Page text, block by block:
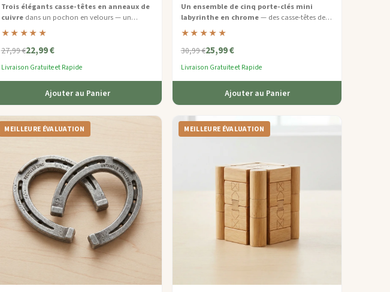
Trois élégants casse-têtes en anneaux de
cuivredans un pochon en velours — un
ensemble de casse-têtes chic et portable conçu
pour elle.
★★★★★
27,99 €22,99 €
Livraison Gratuite et Rapide
Ajouter au Panier
Un ensemble de cinq porte-clés mini
labyrinthe en chrome— des casse-têtes de
poche mémorables qui font des cadeaux
d'entreprise inoubliables.
★★★★★
30,99 €25,99 €
Livraison Gratuite et Rapide
Ajouter au Panier
MEILLEURE ÉVALUATION MEILLEURE ÉVALUATION